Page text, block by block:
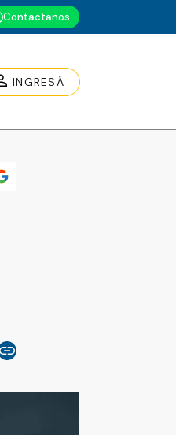
Contactanos
INGRESÁ